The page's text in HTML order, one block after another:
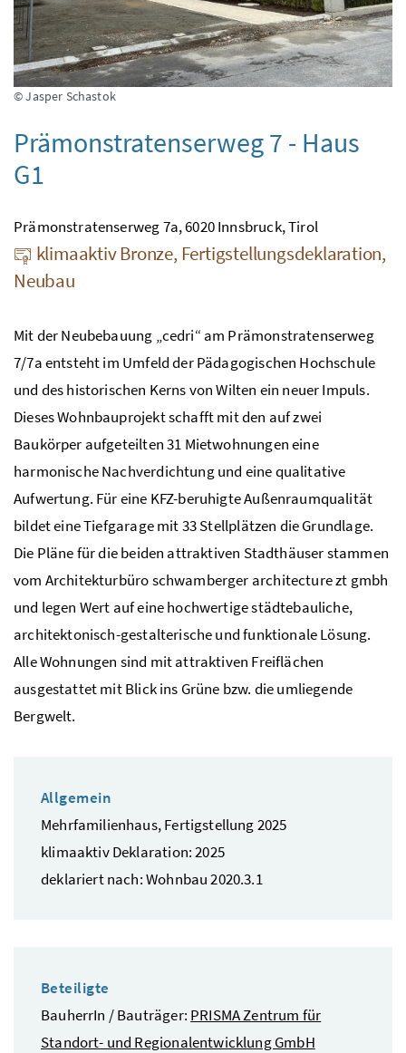
© Jasper Schastok
Prämonstratenserweg 7 - Haus
G1
Prämonstratenserweg 7a, 6020 Innsbruck, Tirol
klimaaktiv Bronze, Fertigstellungsdeklaration,
Neubau
Mit der Neubebauung „cedri“ am Prämonstratenserweg
7/7a entsteht im Umfeld der Pädagogischen Hochschule
und des historischen Kerns von Wilten ein neuer Impuls.
Dieses Wohnbauprojekt schafft mit den auf zwei
Baukörper aufgeteilten 31 Mietwohnungen eine
harmonische Nachverdichtung und eine qualitative
Aufwertung. Für eine KFZ-beruhigte Außenraumqualität
bildet eine Tiefgarage mit 33 Stellplätzen die Grundlage.
Die Pläne für die beiden attraktiven Stadthäuser stammen
vom Architekturbüro schwamberger architecture zt gmbh
und legen Wert auf eine hochwertige städtebauliche,
architektonisch-gestalterische und funktionale Lösung.
Alle Wohnungen sind mit attraktiven Freiflächen
ausgestattet mit Blick ins Grüne bzw. die umliegende
Bergwelt.
Allgemein
Mehrfamilienhaus, Fertigstellung 2025
klimaaktiv Deklaration: 2025
deklariert nach: Wohnbau 2020.3.1
Beteiligte
BauherrIn / Bauträger: PRISMA Zentrum für
Standort- und Regionalentwicklung GmbH